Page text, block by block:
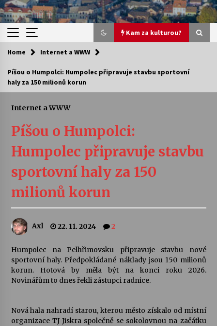
Kam za kulturou?
Kam za kulturou?
Vernisáž výstavy Josefíny Duškové: Stávám se
30. 7. 2026
Veselí muzikanti
30. 7. 2026
šedesátka: 28. 7.–1. 8. 2026
Letní koncerty ve Stromovce: Kolchoz a
Jenakaši
28. 7. 2026
Votavžatský ploty
23. 7. 2026
Home Internet a WWW
Píšou o Humpolci: Humpolec připravuje stavbu sportovní
haly za 150 milionů korun
Internet a WWW
Píšou o Humpolci:
Humpolec připravuje stavbu
sportovní haly za 150
milionů korun
Axl 22. 11. 2024 2
Humpolec na Pelhřimovsku připravuje stavbu nové
sportovní haly. Předpokládané náklady jsou 150 milionů
korun. Hotová by měla být na konci roku 2026.
Novinářům to dnes řekli zástupci radnice.
Nová hala nahradí starou, kterou město získalo od místní
organizace TJ Jiskra společně se sokolovnou na začátku